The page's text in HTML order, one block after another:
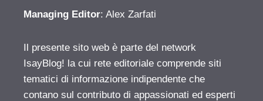
Managing Editor: Alex Zarfati
Il presente sito web è parte del network
IsayBlog! la cui rete editoriale comprende siti
tematici di informazione indipendente che
contano sul contributo di appassionati ed esperti